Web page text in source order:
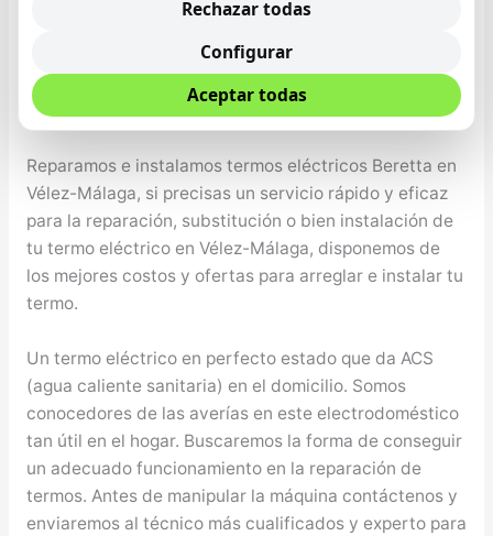
Servicio de Asistencia Técnica de Termos Eléctricos
Beretta en Vélez-Málaga
Reparamos e instalamos termos eléctricos Beretta en
Vélez-Málaga, si precisas un servicio rápido y eficaz
para la reparación, substitución o bien instalación de
tu termo eléctrico en Vélez-Málaga, disponemos de
los mejores costos y ofertas para arreglar e instalar tu
termo.
Un termo eléctrico en perfecto estado que da ACS
(agua caliente sanitaria) en el domicilio. Somos
conocedores de las averías en este electrodoméstico
tan útil en el hogar. Buscaremos la forma de conseguir
un adecuado funcionamiento en la reparación de
termos. Antes de manipular la máquina contáctenos y
enviaremos al técnico más cualificados y experto para
Rechazar todas
Configurar
Aceptar todas